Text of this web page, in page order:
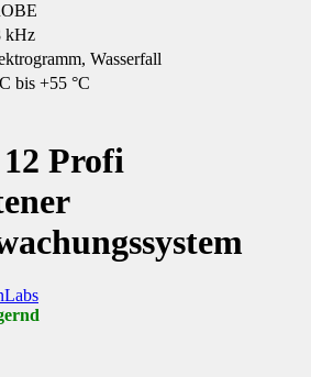
kHz
Wasserfall
bis +55 °C
Profi